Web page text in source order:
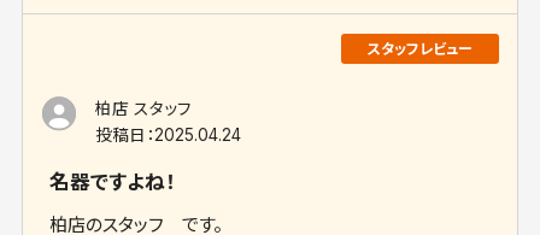
柏店 スタッフ
投稿日：2025.04.24
名器ですよね！
柏店のスタッフ です。